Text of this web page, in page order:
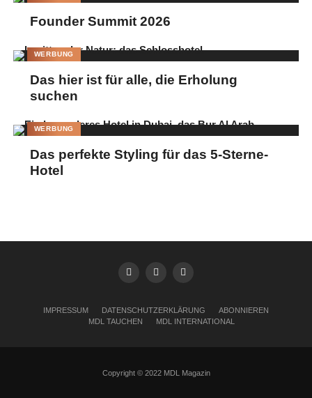
Founder Summit 2026
WERBUNG
Das hier ist für alle, die Erholung
suchen
WERBUNG
Das perfekte Styling für das 5-Sterne-
Hotel
IMPRESSUM DATENSCHUTZERKLÄRUNG
ABONNIEREN
MDL TAUCHEN
MDL INTERNATIONAL
Copyright © 2022 MDL Magazin